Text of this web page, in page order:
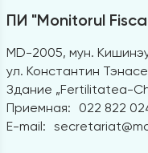
ПИ "Monitorul
MD-2005, мун.
ул. Константин
Здание „Fertilitatea-
Приемная:
022 822
E-mail: